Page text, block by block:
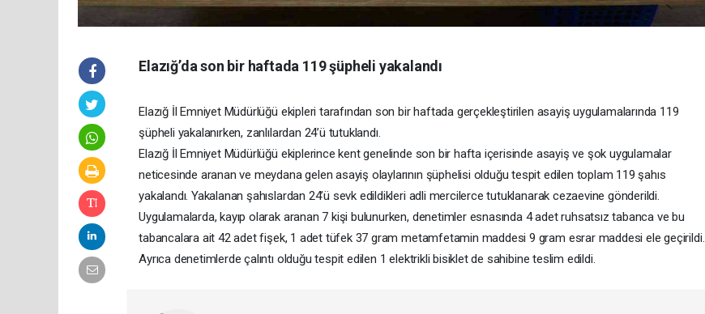
Elazığ’da son bir haftada 119 şüpheli yakalandı
Elazığ İl Emniyet Müdürlüğü ekipleri tarafından son bir haftada gerçekleştirilen asayiş uygulamalarında 119
şüpheli yakalanırken, zanlılardan 24’ü tutuklandı.
Elazığ İl Emniyet Müdürlüğü ekiplerince kent genelinde son bir hafta içerisinde asayiş ve şok uygulamalar
neticesinde aranan ve meydana gelen asayiş olaylarının şüphelisi olduğu tespit edilen toplam 119 şahıs
yakalandı. Yakalanan şahıslardan 24’ü sevk edildikleri adli mercilerce tutuklanarak cezaevine gönderildi.
Uygulamalarda, kayıp olarak aranan 7 kişi bulunurken, denetimler esnasında 4 adet ruhsatsız tabanca ve bu
tabancalara ait 42 adet fişek, 1 adet tüfek 37 gram metamfetamin maddesi 9 gram esrar maddesi ele geçirildi.
Ayrıca denetimlerde çalıntı olduğu tespit edilen 1 elektrikli bisiklet de sahibine teslim edildi.